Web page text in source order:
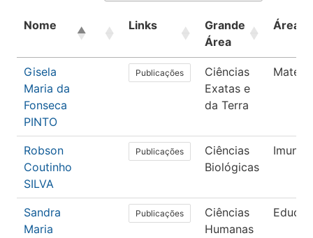
Nome Links
Grande
Área
Área
Gisela
Maria da
Fonseca
PINTO
Publicações
Ciências
Exatas e
da Terra
Robson
Coutinho
SILVA
Publicações
Ciências
Biológicas
Sandra
Maria
Publicações
Ciências
Humanas